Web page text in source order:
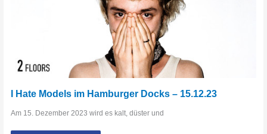
I Hate Models im Hamburger Docks – 15.12.23
Am 15. Dezember 2023 wird es kalt, düster und